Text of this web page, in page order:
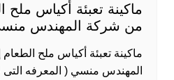
ماكينة تعبئة أكياس ملح
من شركة المهندس
ماكينة تعبئة أكياس ملح
المهندس منسي ( المعرفه التى